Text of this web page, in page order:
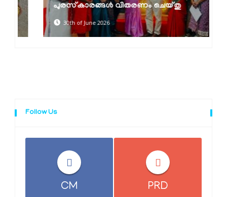
പുരസ്‌കാരങ്ങൾ വിതരണം ചെയ്തു
30th of June 2026
Follow Us
CM PRD